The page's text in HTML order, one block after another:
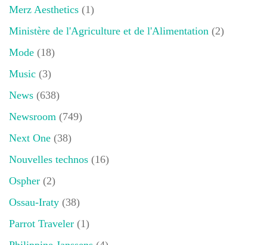
Merz Aesthetics (1)
Ministère de l'Agriculture et de l'Alimentation (2)
Mode (18)
Music (3)
News (638)
Newsroom (749)
Next One (38)
Nouvelles technos (16)
Ospher (2)
Ossau-Iraty (38)
Parrot Traveler (1)